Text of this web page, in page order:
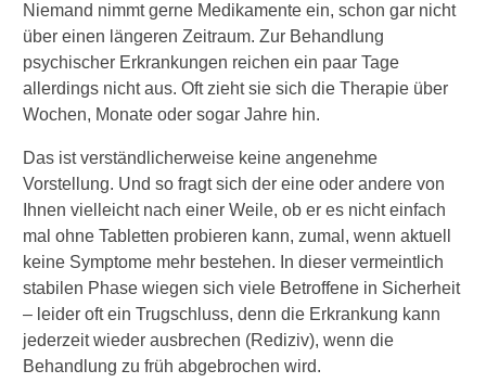
Niemand nimmt gerne Medikamente ein, schon gar nicht
über einen längeren Zeitraum. Zur Behandlung
psychischer Erkrankungen reichen ein paar Tage
allerdings nicht aus. Oft zieht sie sich die Therapie über
Wochen, Monate oder sogar Jahre hin.
Das ist verständlicherweise keine angenehme
Vorstellung. Und so fragt sich der eine oder andere von
Ihnen vielleicht nach einer Weile, ob er es nicht einfach
mal ohne Tabletten probieren kann, zumal, wenn aktuell
keine Symptome mehr bestehen. In dieser vermeintlich
stabilen Phase wiegen sich viele Betroffene in Sicherheit
– leider oft ein Trugschluss, denn die Erkrankung kann
jederzeit wieder ausbrechen (Rediziv), wenn die
Behandlung zu früh abgebrochen wird.
Kontrolluntersuchungen
Wechselwirkungen
Nebenwirkungen
Mundtrockenheit
Erektionsstörungen
Malignes neuroleptisches
Syndrom
Bewegungsstörungen